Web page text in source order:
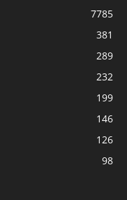
7785
381
289
232
199
146
126
98